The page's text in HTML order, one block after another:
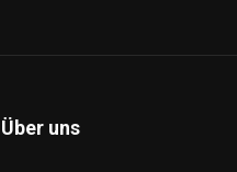
Über uns